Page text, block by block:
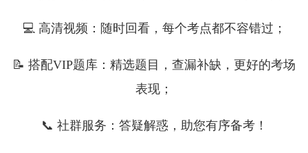
💻 高清视频：随时回看，每个考点都不容错过；
📝 搭配VIP题库：精选题目，查漏补缺，更好的考场
表现；
📞 社群服务：答疑解惑，助您有序备考！